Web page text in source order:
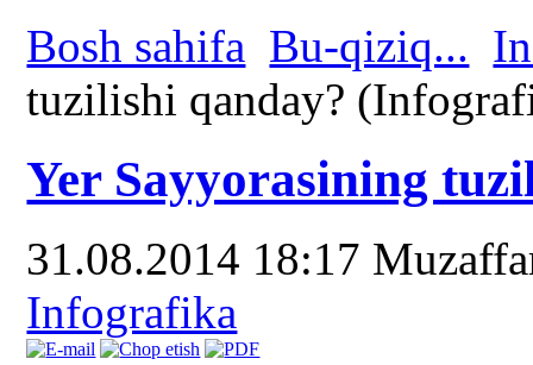
Bosh sahifa Bu-qiziq...
tuzilishi qanday?
Yer Sayyorasining
31.08.2014 18:17
Infografika